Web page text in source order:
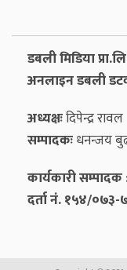
डबली मिडिया
अनलाइन डबली
अध्यक्षःदिपेन्द्र रावल
सम्पादकःधनन्‍जय
कार्यकारी सम्पादक
दर्ता नं. १५४/०७३-